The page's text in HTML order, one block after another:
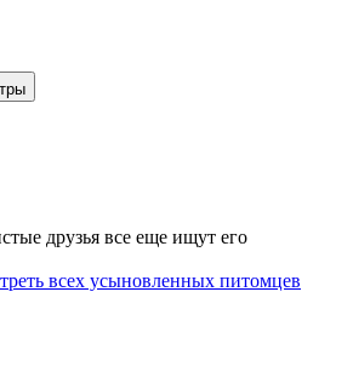
друзья все еще ищут его
всех усыновленных питомцев